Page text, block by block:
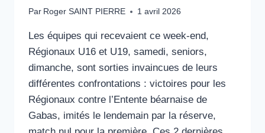
Par Roger SAINT PIERRE 1 avril 2026
Les équipes qui recevaient ce week-end,
Régionaux U16 et U19, samedi, seniors,
dimanche, sont sorties invaincues de leurs
différentes confrontations : victoires pour les
Régionaux contre l’Entente béarnaise de
Gabas, imités le lendemain par la réserve,